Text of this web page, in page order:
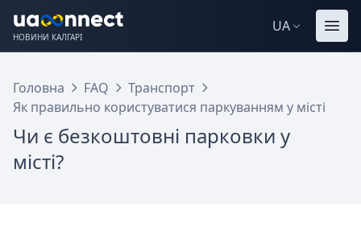
НОВИНИ КАЛГАРІ
UA
Головна FAQ
Транспорт
Як правильно користуватися паркуванням у місті
Чи є безкоштовні парковки у
місті?